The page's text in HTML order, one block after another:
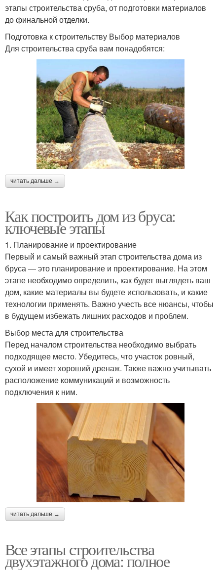
этапы строительства сруба, от подготовки материалов
до финальной отделки.
Подготовка к строительству Выбор материалов
Для строительства сруба вам понадобятся:
читать дальше →
Как построить дом из бруса:
ключевые этапы
1. Планирование и проектирование
Первый и самый важный этап строительства дома из
бруса — это планирование и проектирование. На этом
этапе необходимо определить, как будет выглядеть ваш
дом, какие материалы вы будете использовать, и какие
технологии применять. Важно учесть все нюансы, чтобы
в будущем избежать лишних расходов и проблем.
Выбор места для строительства
Перед началом строительства необходимо выбрать
подходящее место. Убедитесь, что участок ровный,
сухой и имеет хороший дренаж. Также важно учитывать
расположение коммуникаций и возможность
подключения к ним.
читать дальше →
Все этапы строительства
двухэтажного дома: полное